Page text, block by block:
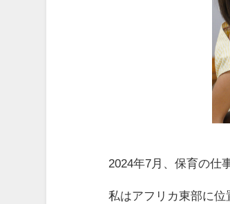
2024年7月、保育の仕
私はアフリカ東部に